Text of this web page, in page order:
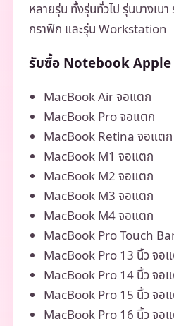
หลายรุ่น ทั้งรุ่นทั่วไป รุ่นบางเบ
กราฟิก และรุ่น Workstation
รับซื้อ Notebook Apple
MacBook Air จอแตก
MacBook Pro จอแตก
MacBook Retina จอแตก
MacBook M1 จอแตก
MacBook M2 จอแตก
MacBook M3 จอแตก
MacBook M4 จอแตก
MacBook Pro Touch
MacBook Pro 13 นิ้ว จอ
MacBook Pro 14 นิ้ว จอ
MacBook Pro 15 นิ้ว จอ
MacBook Pro 16 นิ้ว จอ